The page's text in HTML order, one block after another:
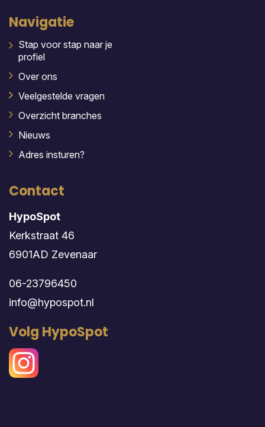
Navigatie
Stap voor stap naar je
profiel
Over ons
Veelgestelde vragen
Overzicht branches
Nieuws
Adres insturen?
Contact
HypoSpot
Kerkstraat 46
6901AD Zevenaar
06-23796450
info@hypospot.nl
Volg HypoSpot